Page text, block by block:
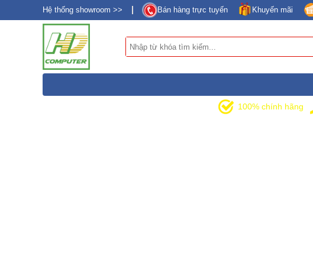
Hệ thống showroom >> Bán hàng trực tuyến Khuyến mãi
100% chính hãng